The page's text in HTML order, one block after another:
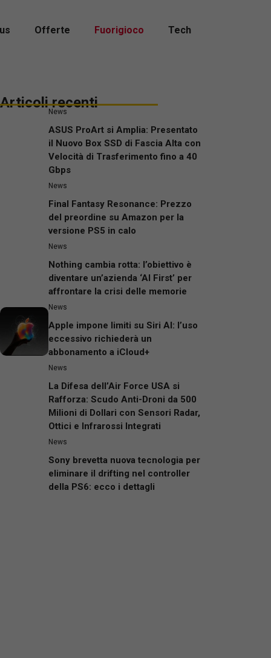
Offerte Fuorigioco Tech
Articoli recenti
News
ASUS ProArt si Amplia: Presentato
il Nuovo Box SSD di Fascia Alta con
Velocità di Trasferimento fino a 40
Gbps
News
Final Fantasy Resonance: Prezzo
del preordine su Amazon per la
versione PS5 in calo
News
Nothing cambia rotta: l’obiettivo è
diventare un’azienda ‘AI First’ per
affrontare la crisi delle memorie
News
Apple impone limiti su Siri AI: l’uso
eccessivo richiederà un
abbonamento a iCloud+
News
La Difesa dell’Air Force USA si
Rafforza: Scudo Anti-Droni da 500
Milioni di Dollari con Sensori Radar,
Ottici e Infrarossi Integrati
News
Sony brevetta nuova tecnologia per
eliminare il drifting nel controller
della PS6: ecco i dettagli